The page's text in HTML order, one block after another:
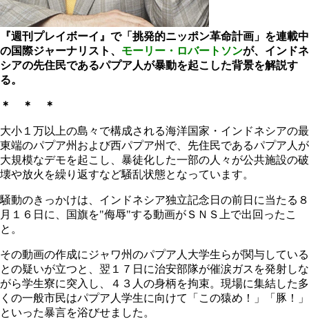
『週刊プレイボーイ』で「挑発的ニッポン革命計画」を連載中
の国際ジャーナリスト、 モーリー・ロバートソンが、インドネ
シアの先住民であるパプア人が暴動を起こした背景を解説す
る。
＊ ＊ ＊
大小１万以上の島々で構成される海洋国家・インドネシアの最
東端のパプア州および西パプア州で、先住民であるパプア人が
大規模なデモを起こし、暴徒化した一部の人々が公共施設の破
壊や放火を繰り返すなど騒乱状態となっています。
騒動のきっかけは、インドネシア独立記念日の前日に当たる８
月１６日に、国旗を"侮辱"する動画がＳＮＳ上で出回ったこ
と。
その動画の作成にジャワ州のパプア人大学生らが関与している
との疑いが立つと、翌１７日に治安部隊が催涙ガスを発射しな
がら学生寮に突入し、４３人の身柄を拘束。現場に集結した多
くの一般市民はパプア人学生に向けて「この猿め！」「豚！」
といった暴言を浴びせました。